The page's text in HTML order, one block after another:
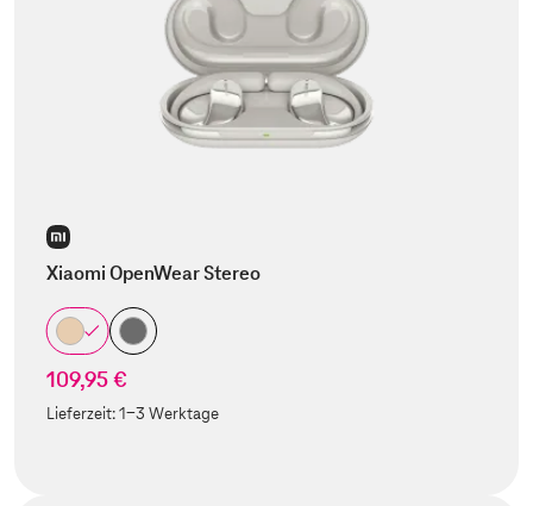
Xiaomi OpenWear Stereo
109,95 €
Lieferzeit:1-3 Werktage